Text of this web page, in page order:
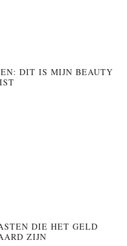
DIT IS MIJN BEAUTY
DIE HET GELD
ZIJN